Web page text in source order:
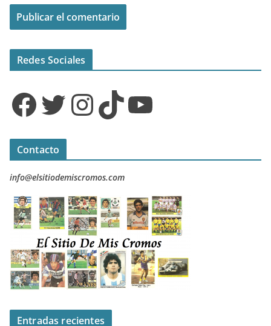
Redes Sociales
Facebook Twitter InstagramTikTok YouTube
Contacto
info@elsitiodemiscromos.com
Entradas recientes